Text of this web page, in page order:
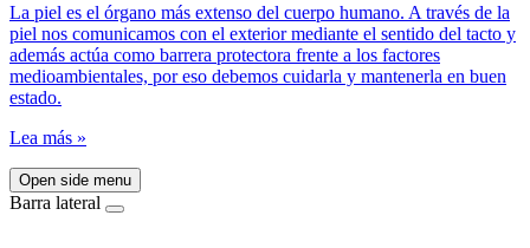
La piel es el órgano más extenso del cuerpo humano. A través de la
piel nos comunicamos con el exterior mediante el sentido del tacto y
además actúa como barrera protectora frente a los factores
medioambientales, por eso debemos cuidarla y mantenerla en buen
estado.
Lea más »
Open side menu
Barra lateral